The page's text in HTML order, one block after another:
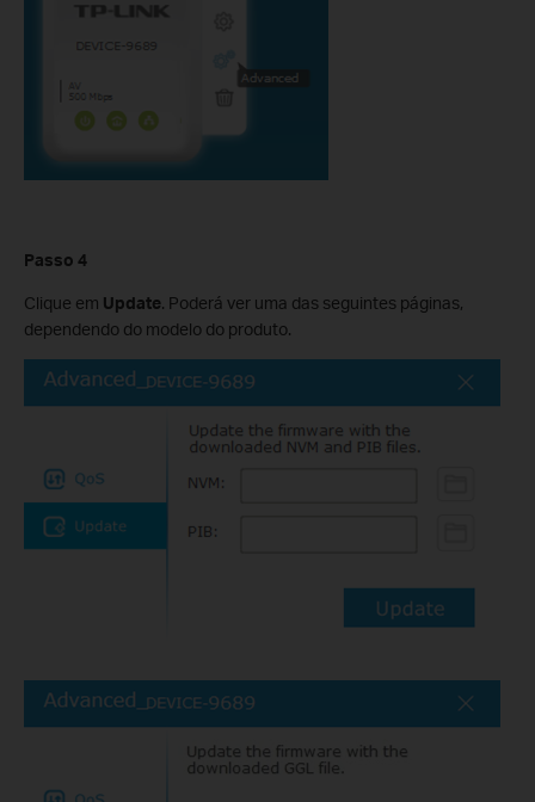
Passo 4
Clique em Update. Poderá ver uma das seguintes páginas,
dependendo do modelo do produto.